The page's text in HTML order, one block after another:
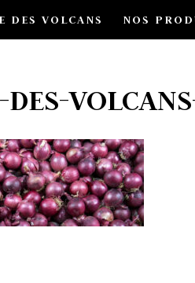
DES VOLCANS NOS